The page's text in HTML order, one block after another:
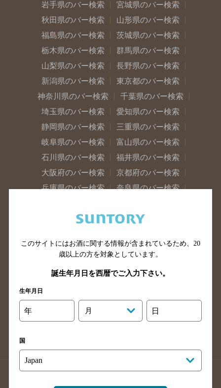
岩手県のバー検索
宮城県のバー検索
秋田県のバー検索
山形県のバー検索
福島県のバー検索
茨城県のバー検索
栃木県のバー検索
群馬県のバー検索
山梨県のバー検索
長野県のバー検索
新潟県のバー検索
東京都のバー検索
神奈川県のバー検索
千葉県のバー検索
埼玉県のバー検索
愛知県のバー検索
静岡県のバー検索
三重県のバー検索
岐阜県のバー検索
富山県のバー検索
石川県のバー検索
福井県のバー検索
大阪府のバー検索
京都府のバー検索
兵庫県のバー検索
奈良県のバー検索
広島県のバー検索
岡山県のバー検索
島根県のバー検索
徳島県のバー検索
高知県のバー検索
福岡県のバー検索
長崎県のバー検索
大分県のバー検索
熊本県のバー検索
このサイトにはお酒に関する情報が含まれているため、 20
歳以上の方を対象としています。
誕生年月日を西暦でご入力下さい。
生年月日
年 月 日
国